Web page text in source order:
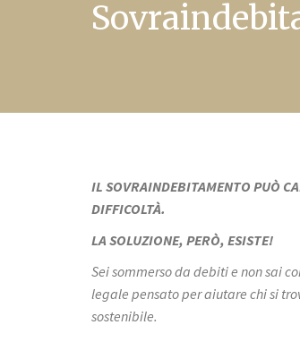
IL SOVRAINDEBITAMENTO PUÒ
DIFFICOLTÀ.
LA SOLUZIONE, PERÒ, ESISTE!
Sei sommerso da debiti e non sai
legale pensato per aiutare chi si
sostenibile.